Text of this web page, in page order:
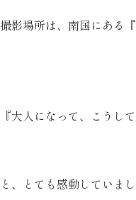
撮影場所は、南国にある
『大人になって、こうし
と、とても感動していまし